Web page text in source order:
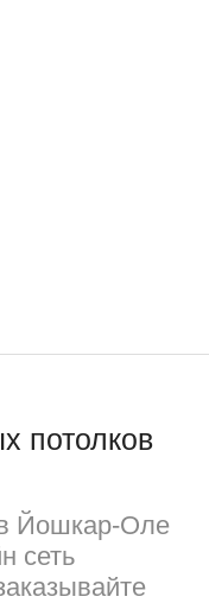
потолков
Йошкар-Оле
сеть